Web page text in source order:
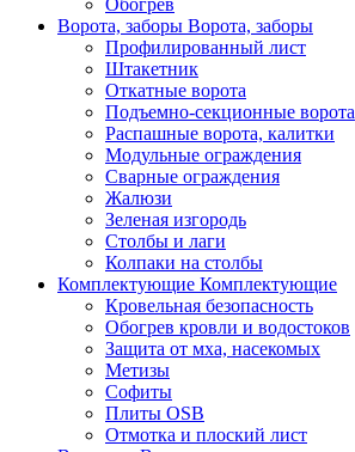
Обогрев
Ворота, заборы Ворота, заборы
Профилированный лист
Штакетник
Откатные ворота
Подъемно-секционные ворота
Распашные ворота, калитки
Модульные ограждения
Сварные ограждения
Жалюзи
Зеленая изгородь
Столбы и лаги
Колпаки на столбы
Комплектующие Комплектующие
Кровельная безопасность
Обогрев кровли и водостоков
Защита от мха, насекомых
Метизы
Софиты
Плиты OSB
Отмотка и плоский лист